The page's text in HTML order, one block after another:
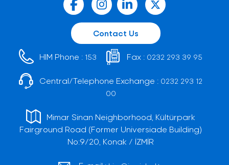
Contact Us
HIM Phone : 153 Fax : 0232 293 39 95
Central/Telephone Exchange : 0232 293 12
00
Mimar Sinan Neighborhood, Kültürpark
Fairground Road (Former Universiade Building)
No:9/20, Konak / İZMİR